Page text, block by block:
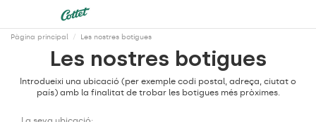
Pàgina principal Les nostres botigues
Les nostres botigues
Introdueixi una ubicació (per exemple codi postal, adreça, ciutat o
país) amb la finalitat de trobar les botigues més pròximes.